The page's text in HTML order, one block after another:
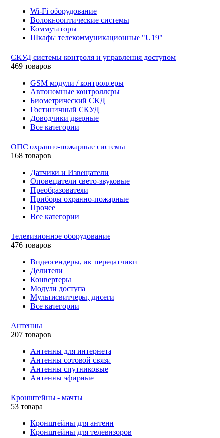
Wi-Fi оборудование
Волокнооптические системы
Коммутаторы
Шкафы телекоммуникационные "U19"
СКУД системы контроля и управления доступом
469 товаров
GSM модули / контроллеры
Автономные контроллеры
Биометрический СКД
Гостиничный СКУД
Доводчики дверные
Все категории
ОПС охранно-пожарные системы
168 товаров
Датчики и Извещатели
Оповещатели свето-звуковые
Преобразователи
Приборы охранно-пожарные
Прочее
Все категории
Телевизионное оборудование
476 товаров
Видеосендеры, ик-передатчики
Делители
Конвертеры
Модули доступа
Мультисвитчеры, дисеги
Все категории
Антенны
207 товаров
Антенны для интернета
Антенны сотовой связи
Антенны спутниковые
Антенны эфирные
Кронштейны - мачты
53 товара
Кронштейны для антенн
Кронштейны для телевизоров